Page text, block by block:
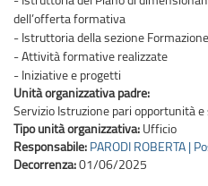
dell’offerta formativa
- Istruttoria della sezione
- Attività formative realizzate
- Iniziative e progetti
Unità organizzativa padre:
Servizio Istruzione pari opportunità e
Tipo unità organizzativa: Ufficio
Responsabile: PARODI ROBERTA |
Decorrenza:01/06/2025